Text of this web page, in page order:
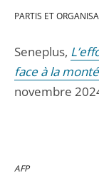
PARTIS ET
Seneplus,
face à la
novembre
AFP